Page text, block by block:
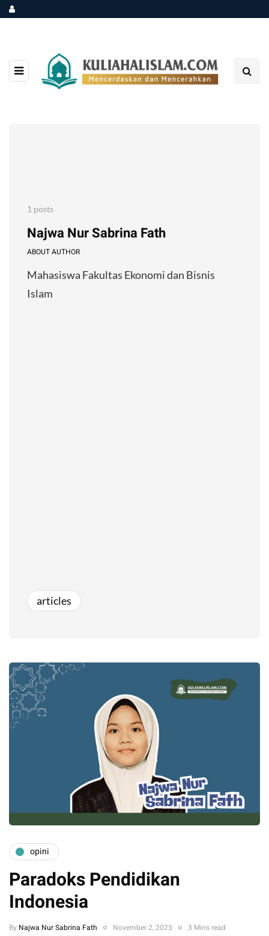
1 posts
Najwa Nur Sabrina Fath
ABOUT AUTHOR
Mahasiswa Fakultas Ekonomi dan Bisnis
Islam
articles
opini
Paradoks Pendidikan
Indonesia
By Najwa Nur Sabrina Fath November 2, 2025 3 Mins read